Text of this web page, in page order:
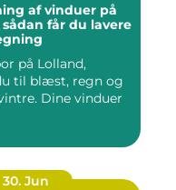
af vinduer på
sådan får du lavere
på Lolland,
til blæst, regn og
Dine vinduer
30. Jun